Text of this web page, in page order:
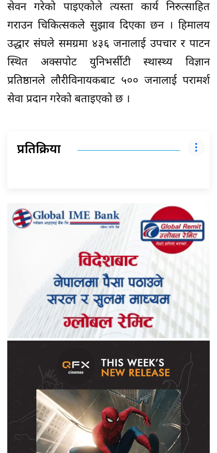
सेवन गरेको पाइएकोले त्यस्ता कार्य निरुत्साहित
गराउन चिकित्सकले सुझाव दिएका छन । हिमालय
उद्धार संघले समग्रमा ४३६ जनालाई उपचार र पाटन
स्थित अक्सपोट युनिभर्सीटी स्थास्थ्य विज्ञान
प्रतिष्ठानले लौरीविनायकबाट ५०० जनालाई परामर्श
सेवा प्रदान गरेको बताइएको छ ।
प्रतिक्रिया